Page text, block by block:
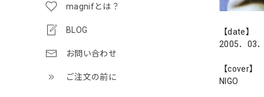
magnifとは？
BLOG
お問い合わせ
ご注文の前に
【date】
2005．03
【cover】
NIGO